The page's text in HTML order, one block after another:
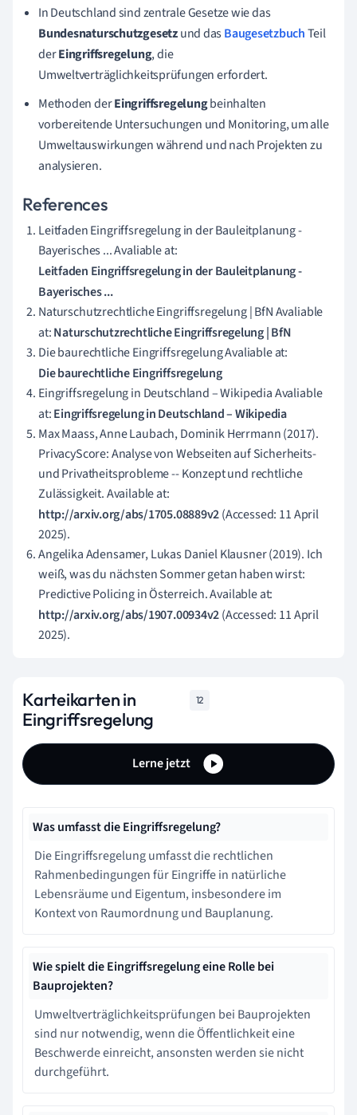
In Deutschland sind zentrale Gesetze wie das
Bundesnaturschutzgesetzund dasBaugesetzbuchTeil
derEingriffsregelung, die
Umweltverträglichkeitsprüfungen erfordert.
Methoden derEingriffsregelungbeinhalten
vorbereitende Untersuchungen und Monitoring, um alle
Umweltauswirkungen während und nach Projekten zu
analysieren.
References
Leitfaden Eingriffsregelung in der Bauleitplanung -
Bayerisches ... Avaliable at:
Leitfaden Eingriffsregelung in der Bauleitplanung -
Bayerisches ...
Naturschutzrechtliche Eingriffsregelung | BfN Avaliable
at:Naturschutzrechtliche Eingriffsregelung | BfN
Die baurechtliche Eingriffsregelung Avaliable at:
Die baurechtliche Eingriffsregelung
Eingriffsregelung in Deutschland – Wikipedia Avaliable
at:Eingriffsregelung in Deutschland – Wikipedia
Max Maass, Anne Laubach, Dominik Herrmann (2017).
PrivacyScore: Analyse von Webseiten auf Sicherheits-
und Privatheitsprobleme -- Konzept und rechtliche
Zulässigkeit. Available at:
http://arxiv.org/abs/1705.08889v2(Accessed: 11 April
2025).
Angelika Adensamer, Lukas Daniel Klausner (2019). Ich
weiß, was du nächsten Sommer getan haben wirst:
Predictive Policing in Österreich. Available at:
http://arxiv.org/abs/1907.00934v2(Accessed: 11 April
2025).
Karteikarten in
Eingriffsregelung
12
Lerne jetzt
Was umfasst die Eingriffsregelung?
Die Eingriffsregelung umfasst die rechtlichen
Rahmenbedingungen für Eingriffe in natürliche
Lebensräume und Eigentum, insbesondere im
Kontext von Raumordnung und Bauplanung.
Wie spielt die Eingriffsregelung eine Rolle bei
Bauprojekten?
Umweltverträglichkeitsprüfungen bei Bauprojekten
sind nur notwendig, wenn die Öffentlichkeit eine
Beschwerde einreicht, ansonsten werden sie nicht
durchgeführt.